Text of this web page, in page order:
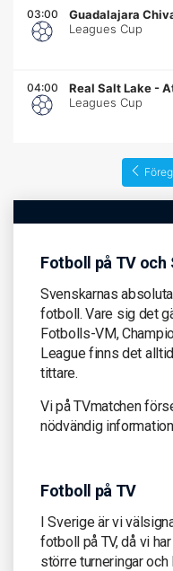
03:00 Guadalajara
Leagues Cup
04:00 Real Salt Lake -
Leagues Cup
Fotboll på TV och
Svenskarnas
fotboll. Vare sig det
Fotbolls-VM,
League finns det
tittare.
Vi på TVmatchen
nödvändig
Fotboll på TV
I Sverige är vi
fotboll på TV, då vi
större turneringar